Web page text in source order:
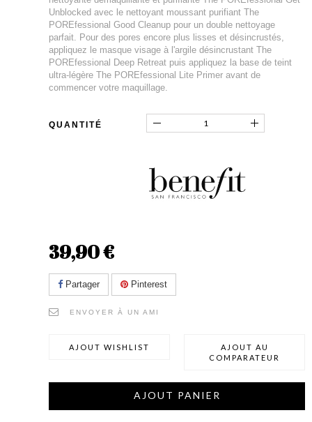
Unblocked avec le nettoyant moussant purifiant The
POREfessional Good Cleanup pour un double nettoyage
parfait. Pour des pores encore plus lisses et désincrustés,
appliquez le masque visage à l'argile désincrustant The
POREfessional Deep Retreat puis appliquez la base de teint
ultra-légère The POREfessional Lite Primer avant de
commencer votre maquillage.
QUANTITÉ
39,90 €
Partager Pinterest
ENVOYER À UN AMI
AJOUT WISHLIST
AJOUT AU
COMPARATEUR
AJOUT PANIER